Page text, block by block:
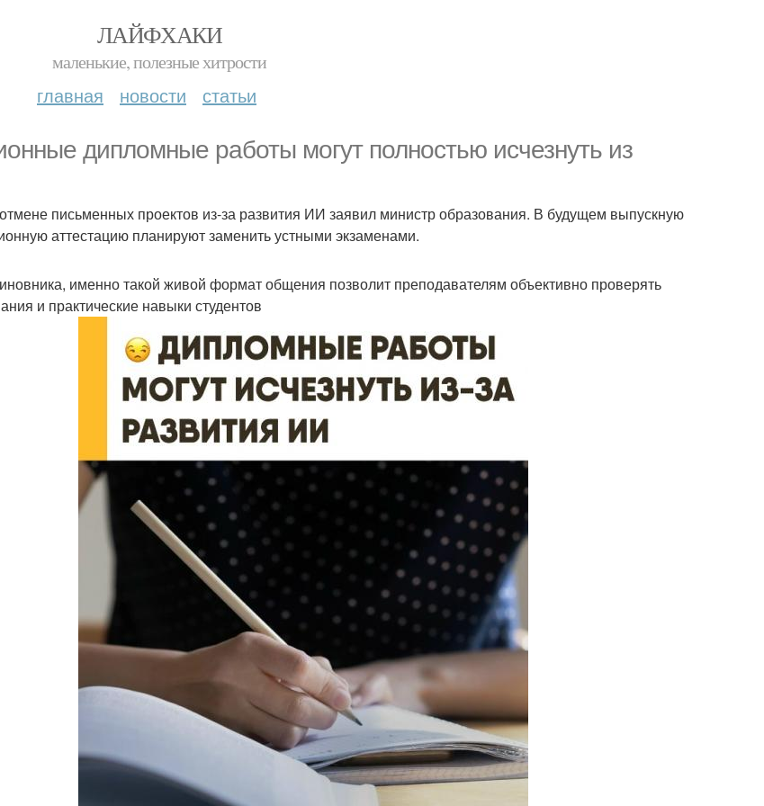
ЛАЙФХАКИ
маленькие, полезные хитрости
главная новости статьи
дипломные работы могут полностью исчезнуть из
письменных проектов из-за развития ИИ заявил министр образования. В будущем выпускную
аттестацию планируют заменить устными экзаменами.
именно такой живой формат общения позволит преподавателям объективно проверять
и практические навыки студентов